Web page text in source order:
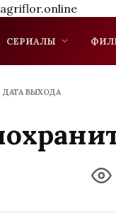
СЕРИАЛЫ
ДАТА ВЫХОДА